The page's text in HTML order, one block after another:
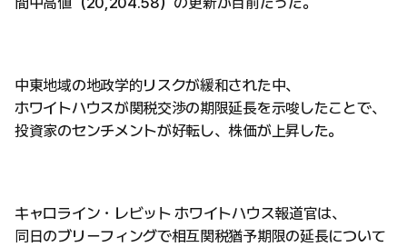
中東地域の地政学的リスクが緩和された中、
ホワイトハウスが関税交渉の期限延長を示唆したことで、
投資家のセンチメントが好転し、株価が上昇した。
キャロライン・レビット ホワイトハウス報道官は、
同日のブリーフィングで相互関税猶予期限の延長について